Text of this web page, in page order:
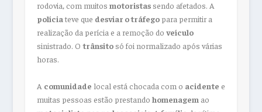
rodovia, com muitos motoristassendo afetados. A
políciateve que desviar o tráfegopara permitir a
realização da perícia e a remoção do veículo
sinistrado. O trânsitosó foi normalizado após várias
horas.
A comunidade local está chocada com o acidente e
muitas pessoas estão prestando homenagem ao